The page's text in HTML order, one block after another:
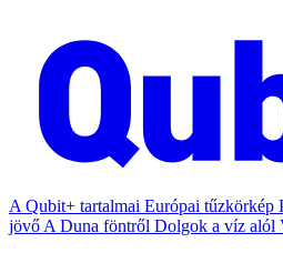
A Qubit+ tartalmai Európai tűzkörkép
jövő A Duna föntről Dolgok a víz alól